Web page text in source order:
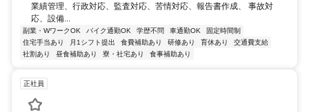
業績管理、行政対応、監査対応、苦情対応、報告書作成、 事故対
応、設備...
副業・WワークOK バイク通勤OK 学歴不問 車通勤OK
固定時間制
住宅手当あり
月1シフト提出 食費補助あり 研修あり 育休あり
交通費支給
社割あり
昼食補助あり 寮・社宅あり 食事補助あり
正社員